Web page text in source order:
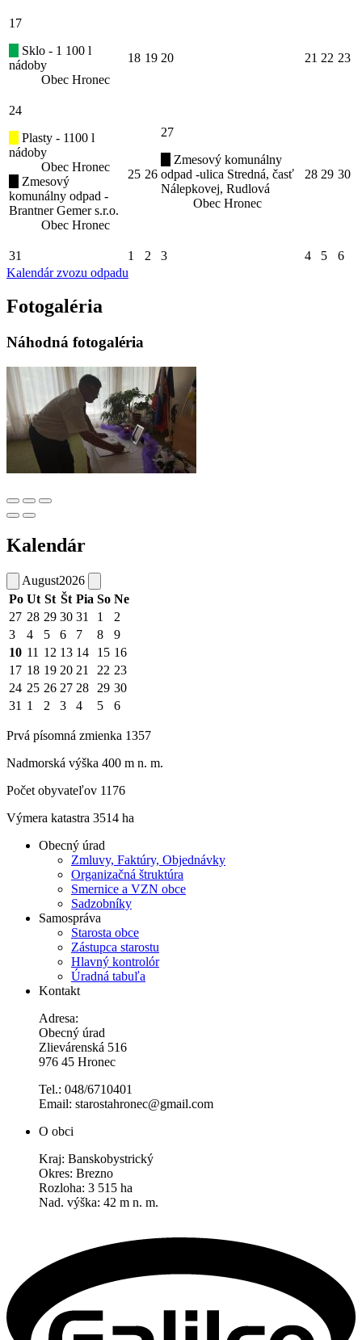
17
Sklo - 1 100 l
nádoby
Obec Hronec
18 19 20 21 22 23
24
Plasty - 1100 l
nádoby
Obec Hronec
Zmesový
komunálny odpad -
Brantner Gemer s.r.o.
Obec Hronec
25 26
27
Zmesový komunálny
odpad -ulica Stredná, časť
Nálepkovej, Rudlová
Obec Hronec
28 29 30
31 1 2 3 4 5
6
Kalendár zvozu odpadu
Fotogaléria
Náhodná fotogaléria
Kalendár
August2026
Po Ut St Št Pia So Ne
27 28 29 30 31 1
2
3
4 5 6 7 8
9
10 11 12 13 14 15 16
17 18 19 20 21 22 23
24 25 26 27 28 29 30
31 1 2 3 4 5 6
Prvá písomná zmienka 1357
Nadmorská výška 400 m n. m.
Počet obyvateľov 1176
Výmera katastra 3514 ha
Obecný úrad
Zmluvy, Faktúry, Objednávky
Organizačná štruktúra
Smernice a VZN obce
Sadzobníky
Samospráva
Starosta obce
Zástupca starostu
Hlavný kontrolór
Úradná tabuľa
Kontakt
Adresa:
Obecný úrad
Zlievárenská 516
976 45 Hronec
Tel.: 048/6710401
Email: starostahronec@gmail.com
O obci
Kraj: Banskobystrický
Okres: Brezno
Rozloha: 3 515 ha
Nad. výška: 42 m n. m.